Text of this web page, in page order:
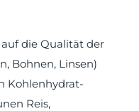
die Qualität der
Bohnen, Linsen)
Kohlenhydrat-
Reis,